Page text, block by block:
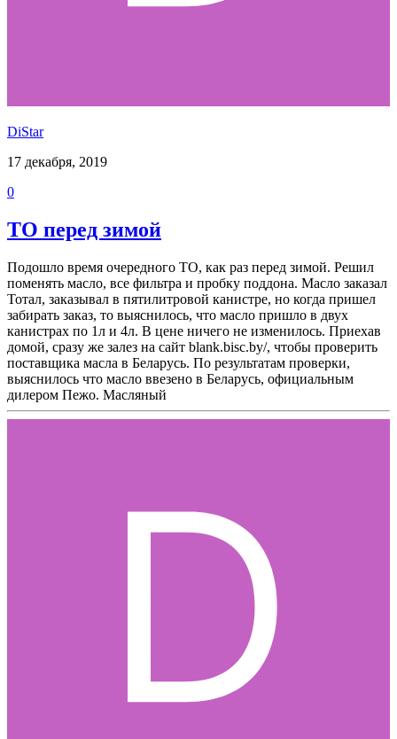
DiStar
17 декабря, 2019
0
ТО перед зимой
Подошло время очередного ТО, как раз перед зимой. Решил
поменять масло, все фильтра и пробку поддона. Масло заказал
Тотал, заказывал в пятилитровой канистре, но когда пришел
забирать заказ, то выяснилось, что масло пришло в двух
канистрах по 1л и 4л. В цене ничего не изменилось. Приехав
домой, сразу же залез на сайт blank.bisc.by/, чтобы проверить
поставщика масла в Беларусь. По результатам проверки,
выяснилось что масло ввезено в Беларусь, официальным
дилером Пежо. Масляный